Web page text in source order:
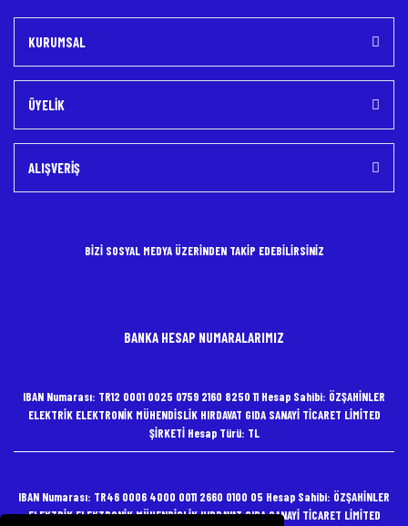
KURUMSAL
ÜYELİK
ALIŞVERİŞ
BİZİ SOSYAL MEDYA ÜZERİNDEN TAKİP EDEBİLİRSİNİZ
BANKA HESAP NUMARALARIMIZ
IBAN Numarası: TR12 0001 0025 0759 2160 8250 11 Hesap Sahibi: ÖZŞAHİNLER
ELEKTRİK ELEKTRONİK MÜHENDİSLİK HIRDAVAT GIDA SANAYİ TİCARET LİMİTED
ŞİRKETİ Hesap Türü: TL
IBAN Numarası: TR46 0006 4000 0011 2660 0100 05 Hesap Sahibi: ÖZŞAHİNLER
ELEKTRİK ELEKTRONİK MÜHENDİSLİK HIRDAVAT GIDA SANAYİ TİCARET LİMİTED